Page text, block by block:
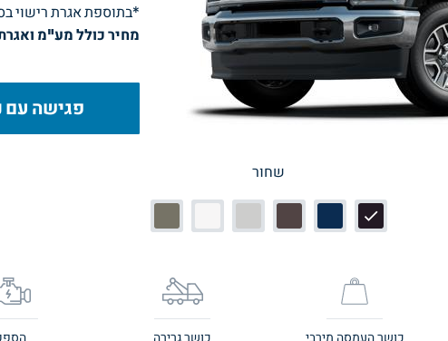
*בתוספת אגרת רישוי
מחיר כולל מע"מ ואגרת רישוי
פגישה עם
שחור
כושר העמסה מירבי כושר גרירה